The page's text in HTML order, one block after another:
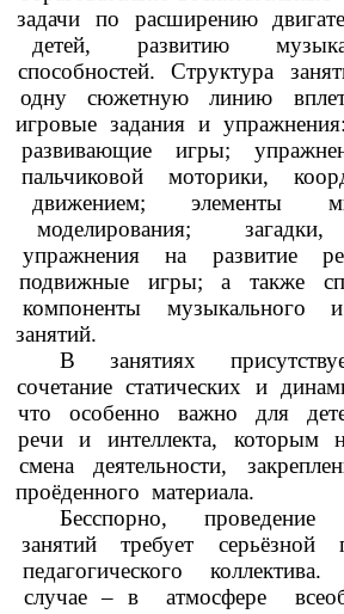
задачи по расширению
детей, развитию
способностей. Структура
одну сюжетную линию
игровые задания и
развивающие игры;
пальчиковой моторики,
движением; элементы
моделирования; загадки,
упражнения на развитие
подвижные игры; а также
компоненты музыкального и
занятий.
В занятиях
сочетание статических и
что особенно важно для
речи и интеллекта, которым
смена деятельности,
проёденного материала.
Бесспорно, проведение
занятий требует серьёзной
педагогического
случае – в атмосфере